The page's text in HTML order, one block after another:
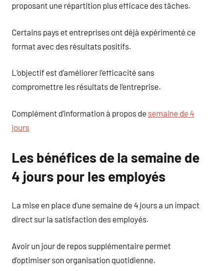
proposant une répartition plus efficace des tâches.
Certains pays et entreprises ont déjà expérimenté ce
format avec des résultats positifs.
L’objectif est d’améliorer l’efficacité sans
compromettre les résultats de l’entreprise.
Complément d’information à propos de semaine de 4
jours
Les bénéfices de la semaine de
4 jours pour les employés
La mise en place d’une semaine de 4 jours a un impact
direct sur la satisfaction des employés.
Avoir un jour de repos supplémentaire permet
d’optimiser son organisation quotidienne.